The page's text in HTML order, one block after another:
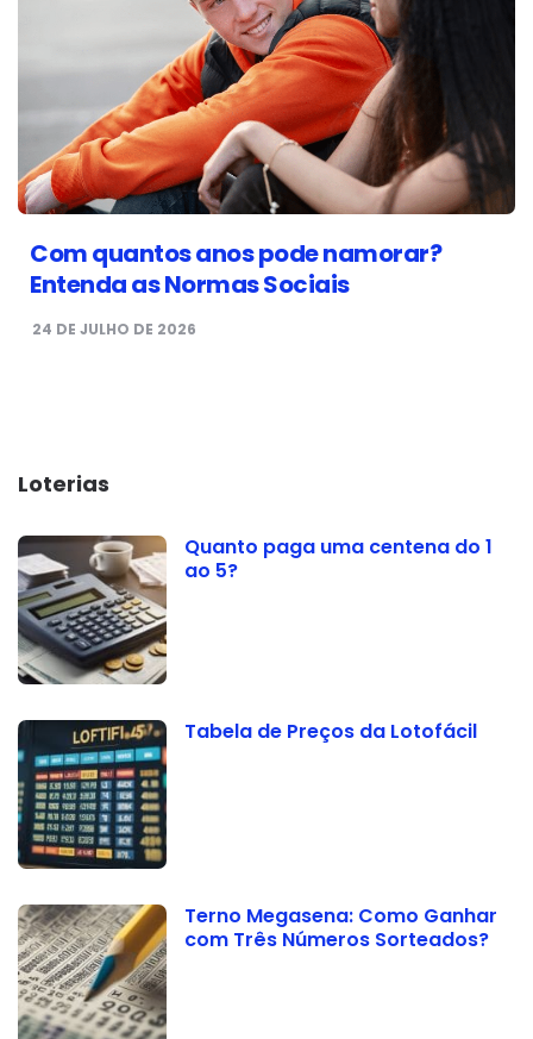
Com quantos anos pode namorar?
Entenda as Normas Sociais
24 DE JULHO DE 2026
Loterias
Quanto paga uma centena do 1
ao 5?
Tabela de Preços da Lotofácil
Terno Megasena: Como Ganhar
com Três Números Sorteados?